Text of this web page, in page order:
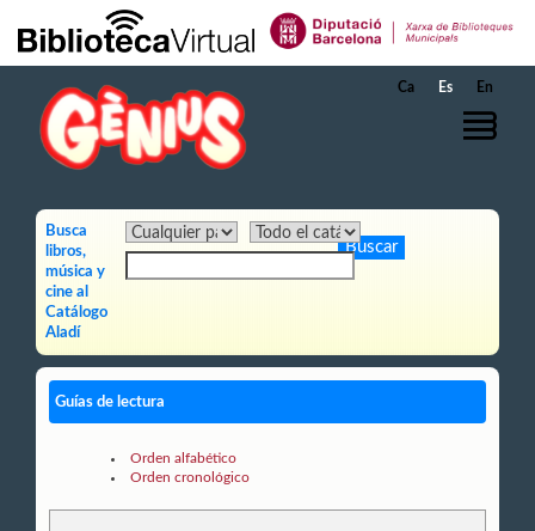
Saltar al contenido principal
Ca Es En
Busca
libros,
música y
cine al
Catálogo
Aladí
Guías de lectura
Orden alfabético
Orden cronológico